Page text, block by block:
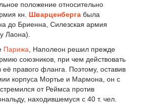
положение относительно
кн. Шварценберга была
до Бриенна, Силезская армия
Лаона).
Парижа , Наполеон решил прежде
союзников, при чем действовать
правого фланга. Поэтому, оставив
корпуса Мортье и Мармона, он с
от Реймса против
находившемуся с 40 т. чел.